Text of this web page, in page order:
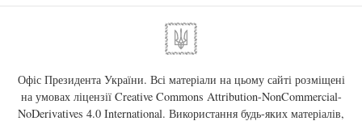
Офіс Президента України. Всі матеріали на цьому сайті розміщені
на умовах ліцензії Creative Commons Attribution-NonCommercial-
NoDerivatives 4.0 International. Використання будь-яких матеріалів,